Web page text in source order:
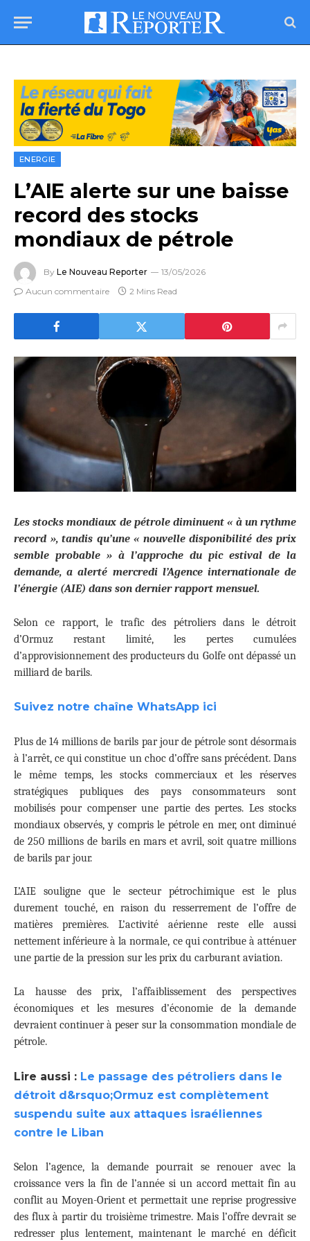
ENERGIE
L’AIE alerte sur une baisse
record des stocks
mondiaux de pétrole
By Le Nouveau Reporter
13/05/2026
Aucun commentaire
2 Mins Read
Les stocks mondiaux de pétrole diminuent « à un rythme
record », tandis qu’une « nouvelle disponibilité des prix
semble probable » à l’approche du pic estival de la
demande, a alerté mercredi l’Agence internationale de
l’énergie (AIE) dans son dernier rapport mensuel.
Selon ce rapport, le trafic des pétroliers dans le détroit
d’Ormuz restant limité, les pertes cumulées
d’approvisionnement des producteurs du Golfe ont dépassé un
milliard de barils.
Suivez notre chaîne WhatsApp ici
Plus de 14 millions de barils par jour de pétrole sont désormais
à l’arrêt, ce qui constitue un choc d’offre sans précédent. Dans
le même temps, les stocks commerciaux et les réserves
stratégiques publiques des pays consommateurs sont
mobilisés pour compenser une partie des pertes. Les stocks
mondiaux observés, y compris le pétrole en mer, ont diminué
de 250 millions de barils en mars et avril, soit quatre millions
de barils par jour.
L’AIE souligne que le secteur pétrochimique est le plus
durement touché, en raison du resserrement de l’offre de
matières premières. L’activité aérienne reste elle aussi
nettement inférieure à la normale, ce qui contribue à atténuer
une partie de la pression sur les prix du carburant aviation.
La hausse des prix, l’affaiblissement des perspectives
économiques et les mesures d’économie de la demande
devraient continuer à peser sur la consommation mondiale de
pétrole.
Lire aussi : Le passage des pétroliers dans le
détroit d&rsquo;Ormuz est complètement
suspendu suite aux attaques israéliennes
contre le Liban
Selon l’agence, la demande pourrait se renouer avec la
croissance vers la fin de l’année si un accord mettait fin au
conflit au Moyen-Orient et permettait une reprise progressive
des flux à partir du troisième trimestre. Mais l’offre devrait se
redresser plus lentement, maintenant le marché en déficit